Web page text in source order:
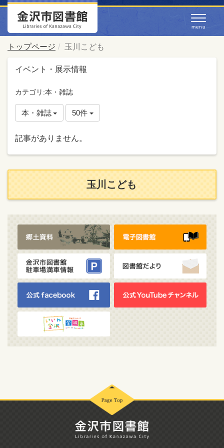
トップページ 玉川こども
イベント・展示情報
カテゴリ:本・雑誌
本・雑誌 50件
記事がありません。
玉川こども